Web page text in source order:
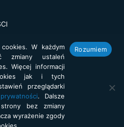
W każdym
zmiany ustaleń
Więcej informacji
jak i tych
przeglądarki
. Dalsze
bez zmiany
wyrażenie zgody
Rozumiem